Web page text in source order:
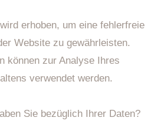
erhoben, um eine fehlerfreie
Website zu gewährleisten.
können zur Analyse Ihres
verwendet werden.
Sie bezüglich Ihrer Daten?